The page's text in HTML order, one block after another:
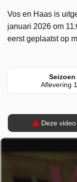
Vos en Haas is
januari 2026 om
eerst geplaatst op
Seizoen
Aflevering
Deze video